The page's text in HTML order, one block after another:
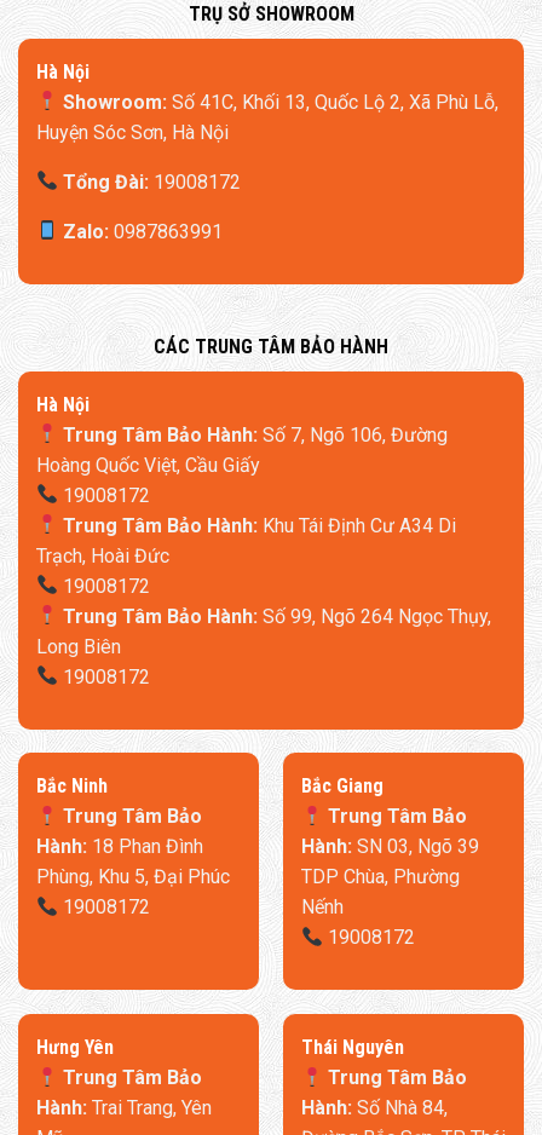
​TRỤ SỞ SHOWROOM
Hà Nội
Showroom: Số 41C, Khối 13, Quốc Lộ 2, Xã Phù Lỗ,
Huyện Sóc Sơn, Hà Nội
Tổng Đài: 19008172
Zalo: 0987863991
​CÁC TRUNG TÂM BẢO HÀNH
​Hà Nội
Trung Tâm Bảo Hành: Số 7, Ngõ 106, Đường
Hoàng Quốc Việt, Cầu Giấy
19008172
Trung Tâm Bảo Hành: Khu Tái Định Cư A34 Di
Trạch, Hoài Đức
19008172
Trung Tâm Bảo Hành: Số 99, Ngõ 264 Ngọc Thụy,
Long Biên
19008172
​Bắc Ninh
Trung Tâm Bảo
Hành:18 Phan Đình
Phùng, Khu 5, Đại Phúc
19008172
​Bắc Giang
Trung Tâm Bảo
Hành:SN 03, Ngõ 39
TDP Chùa, Phường
Nếnh
19008172
​Hưng Yên
Trung Tâm Bảo
Hành:Trai Trang, Yên
Thái Nguyên
Trung Tâm Bảo
Hành:Số Nhà 84,